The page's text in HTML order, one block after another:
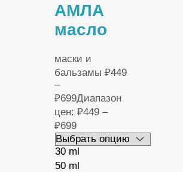
АМЛА
масло
маски и
бальзамы₽449
–
₽699Диапазон
цен: ₽449 –
₽699
30 ml
50 ml